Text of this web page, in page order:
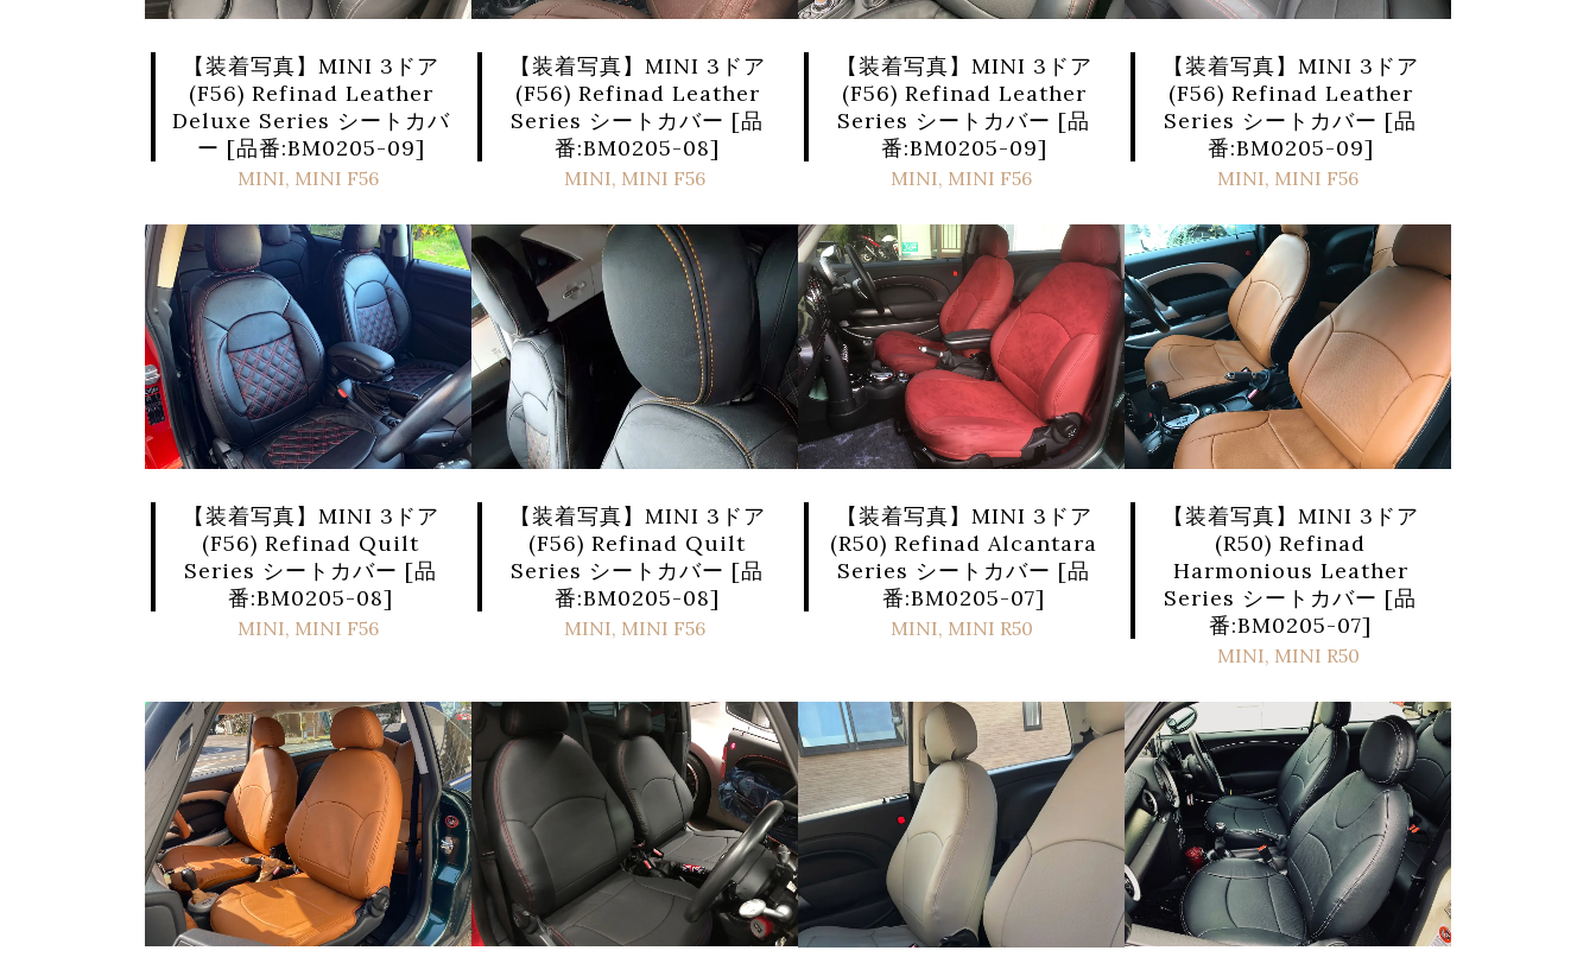
【装着写真】MINI 3ドア
(F56) Refinad Leather
Deluxe Series シートカバ
ー [品番:BM0205-09]
MINI, MINI F56
【装着写真】MINI 3ドア
(F56) Refinad Leather
Series シートカバー [品
番:BM0205-08]
MINI, MINI F56
【装着写真】MINI 3ドア
(F56) Refinad Leather
Series シートカバー [品
番:BM0205-09]
MINI, MINI F56
【装着写真】MINI 3ドア
(F56) Refinad Leather
Series シートカバー [品
番:BM0205-09]
MINI, MINI F56
【装着写真】MINI 3ドア
(F56) Refinad Quilt
Series シートカバー [品
番:BM0205-08]
MINI, MINI F56
【装着写真】MINI 3ドア
(F56) Refinad Quilt
Series シートカバー [品
番:BM0205-08]
MINI, MINI F56
【装着写真】MINI 3ドア
(R50) Refinad Alcantara
Series シートカバー [品
番:BM0205-07]
MINI, MINI R50
【装着写真】MINI 3ドア
(R50) Refinad
Harmonious Leather
Series シートカバー [品
番:BM0205-07]
MINI, MINI R50